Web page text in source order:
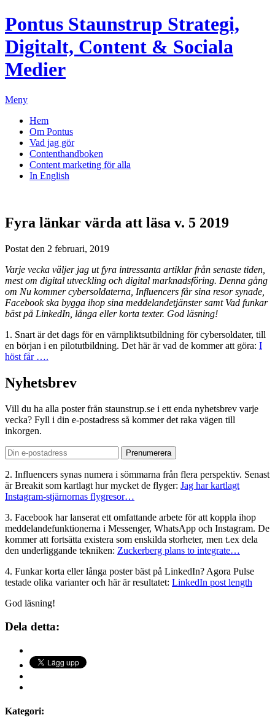
Pontus Staunstrup Strategi,
Digitalt, Content & Sociala
Medier
Meny
Hem
Om Pontus
Vad jag gör
Contenthandboken
Content marketing för alla
In English
Fyra länkar värda att läsa v. 5 2019
Postat den 2 februari, 2019
Varje vecka väljer jag ut fyra intressanta artiklar från senaste tiden,
mest om digital utveckling och digital marknadsföring. Denna gång
om Nu kommer cybersoldaterna, Influencers får sina resor synade,
Facebook ska bygga ihop sina meddelandetjänster samt Vad funkar
bäst på LinkedIn, långa eller korta texter. God läsning!
1. Snart är det dags för en värnpliktsutbildning för cybersoldater, till
en början i en pilotutbildning. Det här är vad de kommer att göra: I
höst får ….
Nyhetsbrev
Vill du ha alla poster från staunstrup.se i ett enda nyhetsbrev varje
vecka? Fyll i din e-postadress så kommer det raka vägen till
inkorgen.
2. Influencers synas numera i sömmarna från flera perspektiv. Senast
är Breakit som kartlagt hur mycket de flyger: Jag har kartlagt
Instagram-stjärnornas flygresor…
3. Facebook har lanserat ett omfattande arbete för att koppla ihop
meddelandefunktionerna i Messenger, WhatsApp och Instagram. De
kommer att fortsätta existera som enskilda storheter, men t.ex dela
den underliggande tekniken: Zuckerberg plans to integrate…
4. Funkar korta eller långa poster bäst på LinkedIn? Agora Pulse
testade olika varianter och här är resultatet: LinkedIn post length
God läsning!
Dela detta:
Kategori: